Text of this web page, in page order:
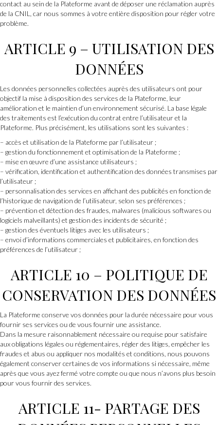
contact au sein de la Plateforme avant de déposer une réclamation auprès
de la CNIL, car nous sommes à votre entière disposition pour régler votre
problème.
ARTICLE 9 – UTILISATION DES
DONNÉES
Les données personnelles collectées auprès des utilisateurs ont pour
objectif la mise à disposition des services de la Plateforme, leur
amélioration et le maintien d’un environnement sécurisé. La base légale
des traitements est l’exécution du contrat entre l’utilisateur et la
Plateforme. Plus précisément, les utilisations sont les suivantes :
– accès et utilisation de la Plateforme par l’utilisateur ;
– gestion du fonctionnement et optimisation de la Plateforme ;
– mise en œuvre d’une assistance utilisateurs ;
– vérification, identification et authentification des données transmises par
l’utilisateur ;
– personnalisation des services en affichant des publicités en fonction de
l’historique de navigation de l’utilisateur, selon ses préférences ;
– prévention et détection des fraudes, malwares (malicious softwares ou
logiciels malveillants) et gestion des incidents de sécurité ;
– gestion des éventuels litiges avec les utilisateurs ;
– envoi d’informations commerciales et publicitaires, en fonction des
préférences de l’utilisateur ;
ARTICLE 10 – POLITIQUE DE
CONSERVATION DES DONNÉES
La Plateforme conserve vos données pour la durée nécessaire pour vous
fournir ses services ou de vous fournir une assistance.
Dans la mesure raisonnablement nécessaire ou requise pour satisfaire
aux obligations légales ou réglementaires, régler des litiges, empêcher les
fraudes et abus ou appliquer nos modalités et conditions, nous pouvons
également conserver certaines de vos informations si nécessaire, même
après que vous ayez fermé votre compte ou que nous n’avons plus besoin
pour vous fournir des services.
ARTICLE 11- PARTAGE DES